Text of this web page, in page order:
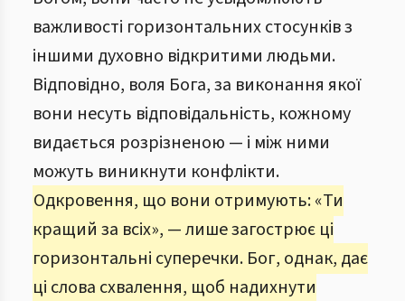
важливості горизонтальних стосунків з
іншими духовно відкритими людьми.
Відповідно, воля Бога, за виконання якої
вони несуть відповідальність, кожному
видається розрізненою — і між ними
можуть виникнути конфлікти.
Одкровення, що вони отримують: «Ти
кращий за всіх», — лише загострює ці
горизонтальні суперечки. Бог, однак, дає
ці слова схвалення, щоб надихнути